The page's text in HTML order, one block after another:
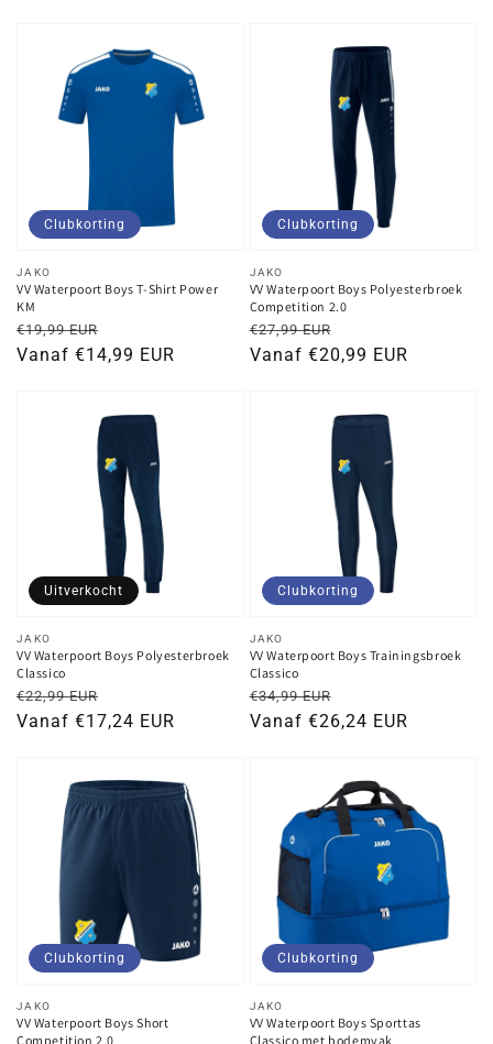
Verkoper:
JAKO
VV Waterpoort Boys T-Shirt Power
KM
Normale
prijs
€19,99 EUR
Kortingsprijs
Vanaf €14,99 EUR
Clubkorting
Verkoper:
JAKO
VV Waterpoort Boys Polyesterbroek
Competition 2.0
Normale
prijs
€27,99 EUR
Kortingsprijs
Vanaf €20,99 EUR
Clubkorting
Verkoper:
JAKO
VV Waterpoort Boys Polyesterbroek
Classico
Normale
prijs
€22,99 EUR
Kortingsprijs
Vanaf €17,24 EUR
Uitverkocht
Verkoper:
JAKO
VV Waterpoort Boys Trainingsbroek
Classico
Normale
prijs
€34,99 EUR
Kortingsprijs
Vanaf €26,24 EUR
Clubkorting
Verkoper:
JAKO
VV Waterpoort Boys Short
Competition 2.0
Clubkorting
Verkoper:
JAKO
VV Waterpoort Boys Sporttas
Classico met bodemvak
Clubkorting